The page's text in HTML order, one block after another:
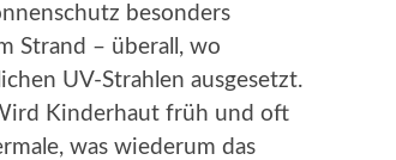
besonders
Strand – überall, wo
UV-Strahlen ausgesetzt.
Kinderhaut früh und oft
was wiederum das